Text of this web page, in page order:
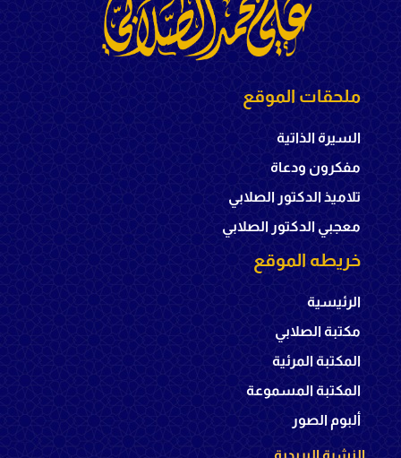
ملحقات الموقع
السيرة الذاتية
مفكرون ودعاة
تلاميذ الدكتور الصلابي
معجبي الدكتور الصلابي
خريطه الموقع
الرئيسية
مكتبة الصلابي
المكتبة المرئية
المكتبة المسموعة
ألبوم الصور
النشرة البريدية